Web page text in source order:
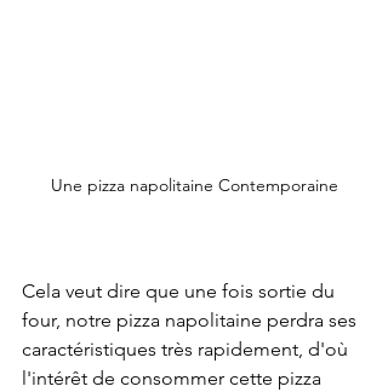
Une pizza napolitaine Contemporaine
Cela veut dire que une fois sortie du
four, notre pizza napolitaine perdra ses
caractéristiques très rapidement, d'où
l'intérêt de consommer cette pizza